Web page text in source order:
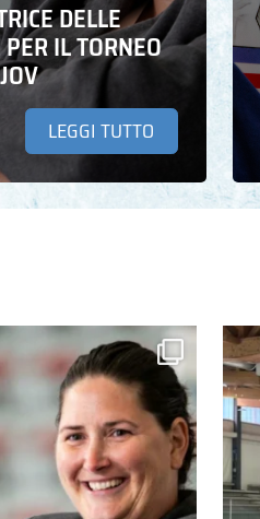
DELLE
IL TORNEO
LEGGI TUTTO